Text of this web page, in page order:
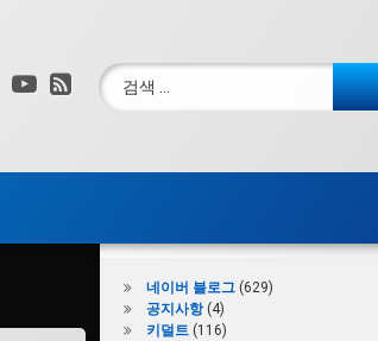
램
X.com
YouTube
RSS검색:
네이버 블로그(629)
공지사항(4)
키덜트(116)